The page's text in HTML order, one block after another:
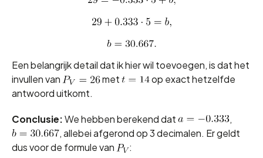
Een belangrijk detail dat ik hier wil toevoegen, is dat het
invullen van
met
op exact hetzelfde
antwoord uitkomt.
Conclusie:We hebben berekend dat
,
, allebei afgerond op 3 decimalen. Er geldt
dus voor de formule van
: